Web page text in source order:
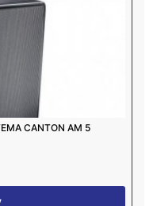
CANTON AM 5